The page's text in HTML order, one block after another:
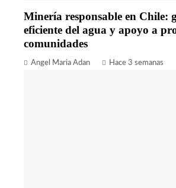
Minería responsable en Chile:
eficiente del agua y apoyo a
comunidades
Angel Maria Adan Hace 3 semanas